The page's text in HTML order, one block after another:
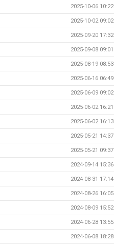
2025-10-06 10:22
2025-10-02 09:02
2025-09-20 17:32
2025-09-08 09:01
2025-08-19 08:53
2025-06-16 06:49
2025-06-09 09:02
2025-06-02 16:21
2025-06-02 16:13
2025-05-21 14:37
2025-05-21 09:37
2024-09-14 15:36
2024-08-31 17:14
2024-08-26 16:05
2024-08-09 15:52
2024-06-28 13:55
2024-06-08 18:28